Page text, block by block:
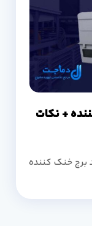
+ نکات
برج خنک کننده